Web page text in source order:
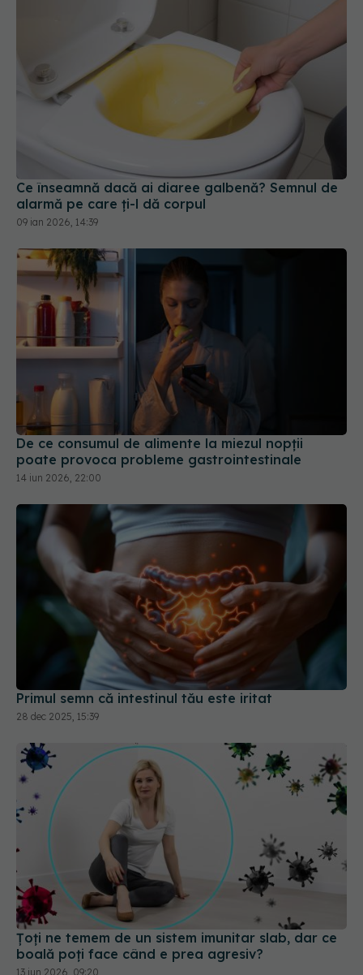
Ce înseamnă dacă ai diaree galbenă? Semnul de
alarmă pe care ți-l dă corpul
09 ian 2026, 14:39
De ce consumul de alimente la miezul nopții
poate provoca probleme gastrointestinale
14 iun 2026, 22:00
Primul semn că intestinul tău este iritat
28 dec 2025, 15:39
Țoți ne temem de un sistem imunitar slab, dar ce
boală poți face când e prea agresiv?
13 iun 2026, 09:20